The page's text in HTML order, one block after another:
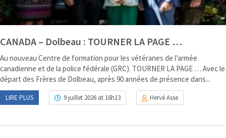
CANADA – Dolbeau : TOURNER LA PAGE …
Au nouveau Centre de formation pour les vétéranes de l’armée
canadienne et de la police fédérale (GRC). TOURNER LA PAGE … Avec le
départ des Frères de Dolbeau, après 90 années de présence dans...
LIRE PLUS 9 juillet 2026 at 16h13 Hervé Asse